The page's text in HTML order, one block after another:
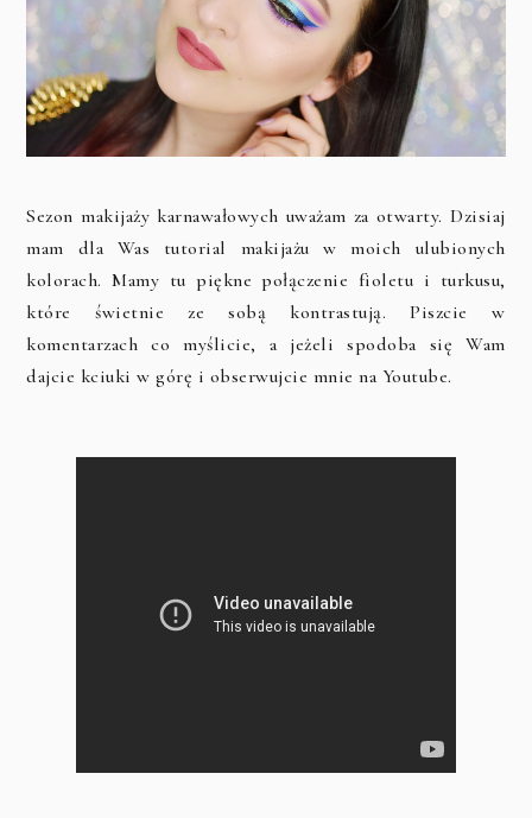
Sezon makijaży karnawałowych uważam za otwarty. Dzisiaj
mam dla Was tutorial makijażu w moich ulubionych
kolorach. Mamy tu piękne połączenie fioletu i turkusu,
które świetnie ze sobą kontrastują. Piszcie w
komentarzach co myślicie, a jeżeli spodoba się Wam
dajcie kciuki w górę i obserwujcie mnie na Youtube.